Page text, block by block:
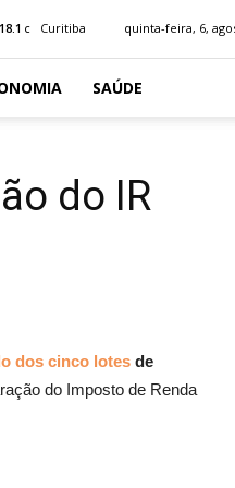
18.1 C Curitiba quinta-feira, 6,
SAÚDE
do IR
dos cinco lotes de
do Imposto de Renda